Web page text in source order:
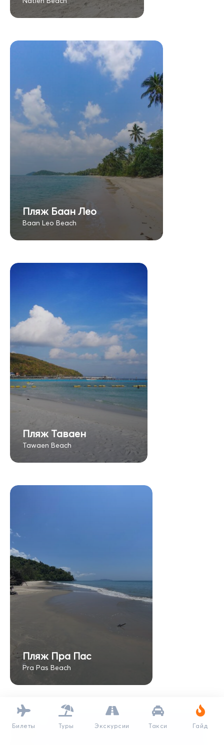
Пляж Баан Лео
Baan Leo Beach
Пляж Таваен
Tawaen Beach
Пляж Пра Пас
Pra Pas Beach
Билеты Туры Экскурсии Такси Гайд